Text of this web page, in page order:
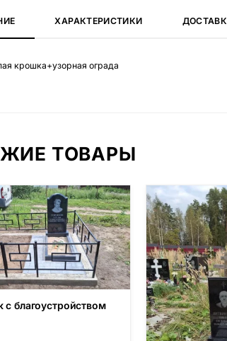
ХАРАКТЕРИСТИКИ
крошка+узорная ограда
ТОВАРЫ
с благоустройством